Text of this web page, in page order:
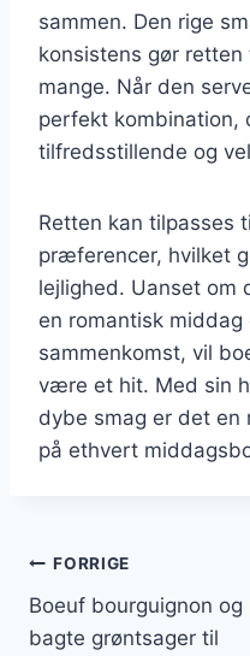
sammen. Den rige
konsistens gør
mange. Når den
perfekt kombination,
tilfredsstillende og
Retten kan tilpasses
præferencer, hvilket
lejlighed. Uanset om
en romantisk middag
sammenkomst, vil
være et hit. Med sin
dybe smag er det en
på ethvert
FORRIGE
Boeuf bourguignon og
bagte grøntsager til